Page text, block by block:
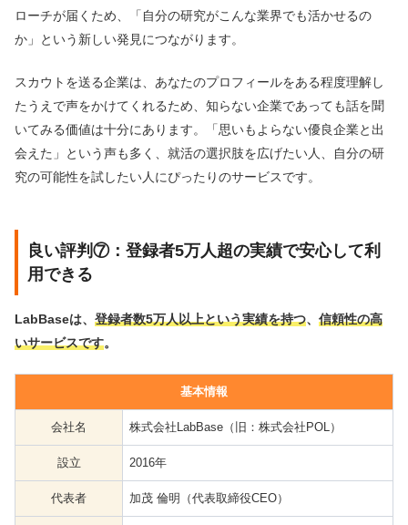
ローチが届くため、「自分の研究がこんな業界でも活かせるの
か」という新しい発見につながります。
スカウトを送る企業は、あなたのプロフィールをある程度理解し
たうえで声をかけてくれるため、知らない企業であっても話を聞
いてみる価値は十分にあります。「思いもよらない優良企業と出
会えた」という声も多く、就活の選択肢を広げたい人、自分の研
究の可能性を試したい人にぴったりのサービスです。
良い評判⑦：登録者5万人超の実績で安心して利
用できる
LabBaseは、 登録者数5万人以上という実績を持つ、 信頼性の高
いサービスです。
基本情報
会社名 株式会社LabBase（旧：株式会社POL）
設立 2016年
代表者 加茂 倫明（代表取締役CEO）